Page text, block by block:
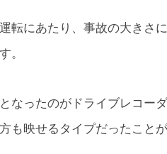
転にあたり、事故の大きさ
。
なったのがドライブレコー
も映せるタイプだったこと